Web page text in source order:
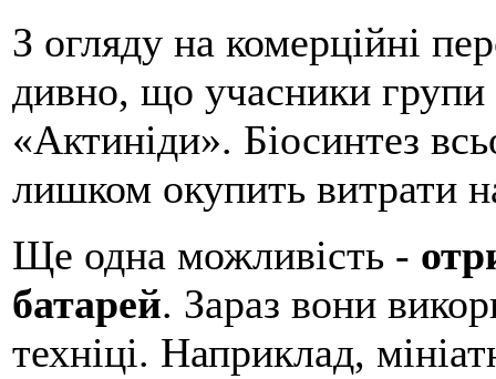
З огляду на комерційні
дивно, що учасники групи
«Актиніди». Біосинтез
лишком окупить витрати
Ще одна можливість -
батарей. Зараз вони
техніці. Наприклад,